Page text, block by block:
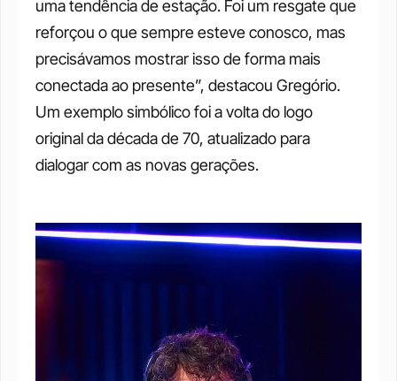
uma tendência de estação. Foi um resgate que
reforçou o que sempre esteve conosco, mas
precisávamos mostrar isso de forma mais
conectada ao presente”, destacou Gregório.
Um exemplo simbólico foi a volta do logo
original da década de 70, atualizado para
dialogar com as novas gerações.